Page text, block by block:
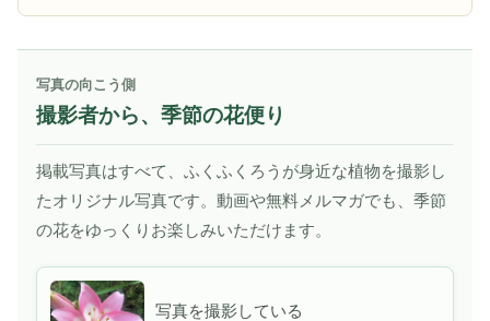
写真の向こう側
撮影者から、季節の花便り
掲載写真はすべて、ふくふくろうが身近な植物を撮影し
たオリジナル写真です。動画や無料メルマガでも、季節
の花をゆっくりお楽しみいただけます。
写真を撮影している